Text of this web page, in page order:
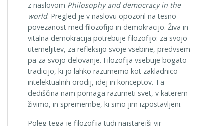
z nas­lovom Philosophy and democracy in the
world. Pregled je v naslovu opozoril na tesno
povezanost med filozofijo in de­mokracijo. Živa in
vitalna demokracija potrebuje filozofijo: za svojo
utemeljitev, za refleksijo svoje vsebine, predvsem
pa za svojo delovanje. Filozofija vsebuje bogato
tradicijo, ki jo lahko razumemo kot zakladnico
intelektualnih orodij, idej in koncep­tov. Ta
dediščina nam pomaga razumeti svet, v katerem
živimo, in spremembe, ki smo jim izpostavljeni.
Poleg tega je filozofija tudi najstarejši vir